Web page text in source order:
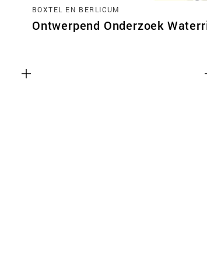
BOXTEL EN BERLICUM
Ontwerpend Onderzoek